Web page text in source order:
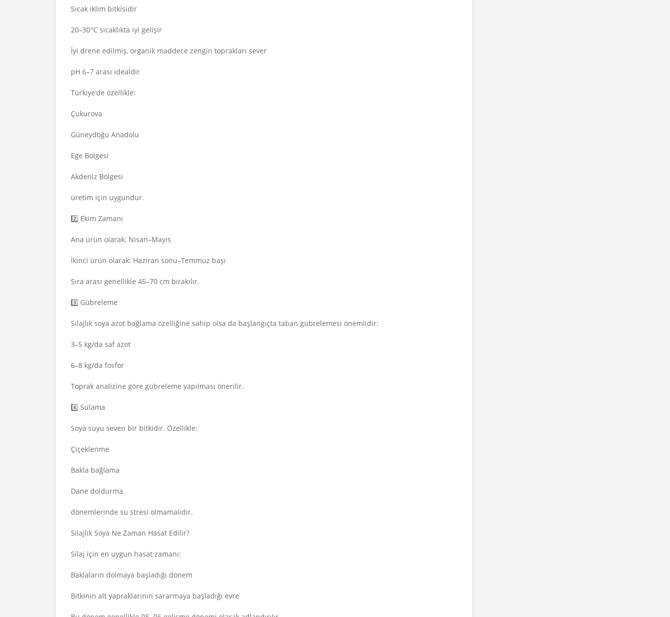
Sıcak iklim bitkisidir
20–30°C sıcaklıkta iyi gelişir
İyi drene edilmiş, organik maddece zengin toprakları sever
pH 6–7 arası idealdir
Türkiye’de özellikle:
Çukurova
Güneydoğu Anadolu
Ege Bölgesi
Akdeniz Bölgesi
üretim için uygundur.
2️⃣ Ekim Zamanı
Ana ürün olarak: Nisan–Mayıs
İkinci ürün olarak: Haziran sonu–Temmuz başı
Sıra arası genellikle 45–70 cm bırakılır.
3️⃣ Gübreleme
Silajlık soya azot bağlama özelliğine sahip olsa da başlangıçta taban gübrelemesi önemlidir:
3–5 kg/da saf azot
6–8 kg/da fosfor
Toprak analizine göre gübreleme yapılması önerilir.
4️⃣ Sulama
Soya suyu seven bir bitkidir. Özellikle:
Çiçeklenme
Bakla bağlama
Dane doldurma
dönemlerinde su stresi olmamalıdır.
Silajlık Soya Ne Zaman Hasat Edilir?
Silaj için en uygun hasat zamanı:
Baklaların dolmaya başladığı dönem
Bitkinin alt yapraklarının sararmaya başladığı evre